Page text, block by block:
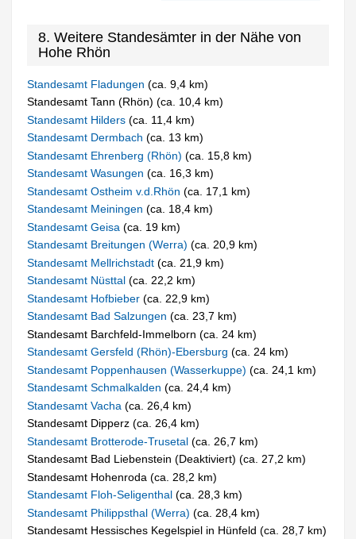
8. Weitere Standesämter in der Nähe von
Hohe Rhön
Standesamt Fladungen(ca. 9,4 km)
Standesamt Tann (Rhön) (ca. 10,4 km)
Standesamt Hilders(ca. 11,4 km)
Standesamt Dermbach(ca. 13 km)
Standesamt Ehrenberg (Rhön)(ca. 15,8 km)
Standesamt Wasungen(ca. 16,3 km)
Standesamt Ostheim v.d.Rhön(ca. 17,1 km)
Standesamt Meiningen(ca. 18,4 km)
Standesamt Geisa(ca. 19 km)
Standesamt Breitungen (Werra)(ca. 20,9 km)
Standesamt Mellrichstadt(ca. 21,9 km)
Standesamt Nüsttal(ca. 22,2 km)
Standesamt Hofbieber(ca. 22,9 km)
Standesamt Bad Salzungen(ca. 23,7 km)
Standesamt Barchfeld-Immelborn (ca. 24 km)
Standesamt Gersfeld (Rhön)-Ebersburg(ca. 24 km)
Standesamt Poppenhausen (Wasserkuppe)(ca. 24,1 km)
Standesamt Schmalkalden(ca. 24,4 km)
Standesamt Vacha(ca. 26,4 km)
Standesamt Dipperz (ca. 26,4 km)
Standesamt Brotterode-Trusetal(ca. 26,7 km)
Standesamt Bad Liebenstein (Deaktiviert) (ca. 27,2 km)
Standesamt Hohenroda (ca. 28,2 km)
Standesamt Floh-Seligenthal(ca. 28,3 km)
Standesamt Philippsthal (Werra)(ca. 28,4 km)
Standesamt Hessisches Kegelspiel in Hünfeld (ca. 28,7 km)